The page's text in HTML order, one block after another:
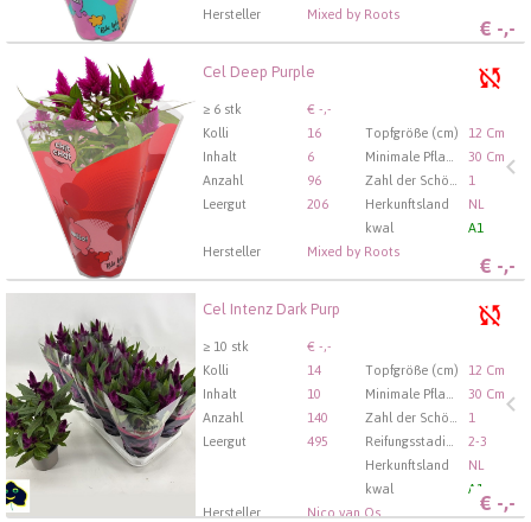
Hersteller
Mixed by Roots
€ -,-
Cel Deep Purple
≥ 6 stk
€ -,-
Kolli
16 Topfgröße (cm)
12 Cm
Inhalt
6
30 Cm
Anzahl
96
1
Leergut
206 Herkunftsland
NL
kwal
A1
Hersteller
Mixed by Roots
€ -,-
Cel Deep Purple
U moet ingelogd zijn om te kunnen kopen.
anmelden
Cel Intenz Dark Purp
≥ 10 stk
€ -,-
Kolli
14 Topfgröße (cm)
12 Cm
Inhalt
10
30 Cm
Anzahl
140
1
Leergut
495
2-3
Herkunftsland
NL
kwal
A1
Hersteller
Nico van Os € -,-
Cel Intenz Dark Purp
U moet ingelogd zijn om te kunnen kopen.
anmelden